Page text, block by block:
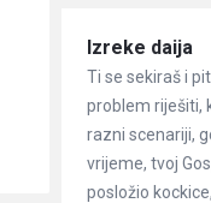
Članci
Izreke daija
Ti se sekiraš i
problem riješiti,
razni scenariji,
vrijeme, tvoj
posložio